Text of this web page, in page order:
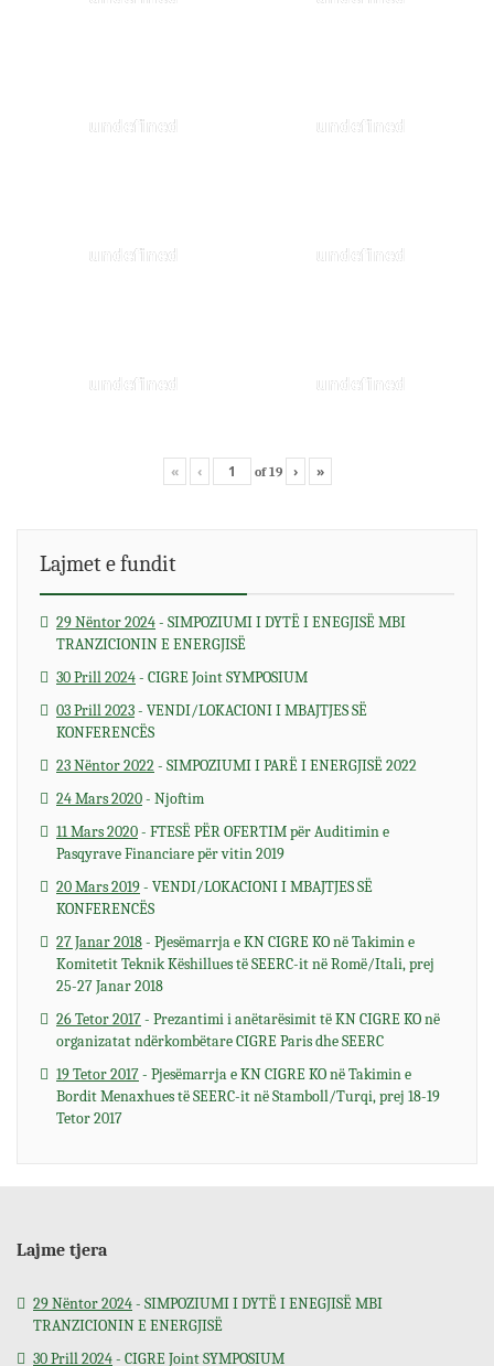
undefined undefined
undefined undefined
undefined undefined
« ‹ of19 › »
Lajmet e fundit
29 Nëntor 2024- SIMPOZIUMI I DYTË I ENEGJISË MBI
TRANZICIONIN E ENERGJISË
30 Prill 2024- CIGRE Joint SYMPOSIUM
03 Prill 2023- VENDI/LOKACIONI I MBAJTJES SË
KONFERENCËS
23 Nëntor 2022- SIMPOZIUMI I PARË I ENERGJISË 2022
24 Mars 2020- Njoftim
11 Mars 2020- FTESË PËR OFERTIM për Auditimin e
Pasqyrave Financiare për vitin 2019
20 Mars 2019- VENDI/LOKACIONI I MBAJTJES SË
KONFERENCËS
27 Janar 2018- Pjesëmarrja e KN CIGRE KO në Takimin e
Komitetit Teknik Këshillues të SEERC-it në Romë/Itali, prej
25-27 Janar 2018
26 Tetor 2017- Prezantimi i anëtarësimit të KN CIGRE KO në
organizatat ndërkombëtare CIGRE Paris dhe SEERC
19 Tetor 2017- Pjesëmarrja e KN CIGRE KO në Takimin e
Bordit Menaxhues të SEERC-it në Stamboll/Turqi, prej 18-19
Tetor 2017
Lajme tjera
29 Nëntor 2024- SIMPOZIUMI I DYTË I ENEGJISË MBI
TRANZICIONIN E ENERGJISË
30 Prill 2024- CIGRE Joint SYMPOSIUM